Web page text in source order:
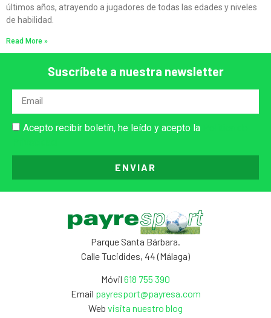
últimos años, atrayendo a jugadores de todas las edades y niveles
de habilidad.
Read More »
Suscríbete a nuestra newsletter
Acepto recibir boletín, he leído y acepto la
ENVIAR
Parque Santa Bárbara.
Calle Tucidides, 44 (Málaga)
Móvil 618 755 390
Email payresport@payresa.com
Web visita nuestro blog